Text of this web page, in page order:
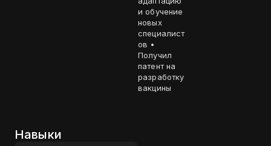
и обучение
новых
специалист
ов •
Получил
патент на
разработку
вакцины
Навыки